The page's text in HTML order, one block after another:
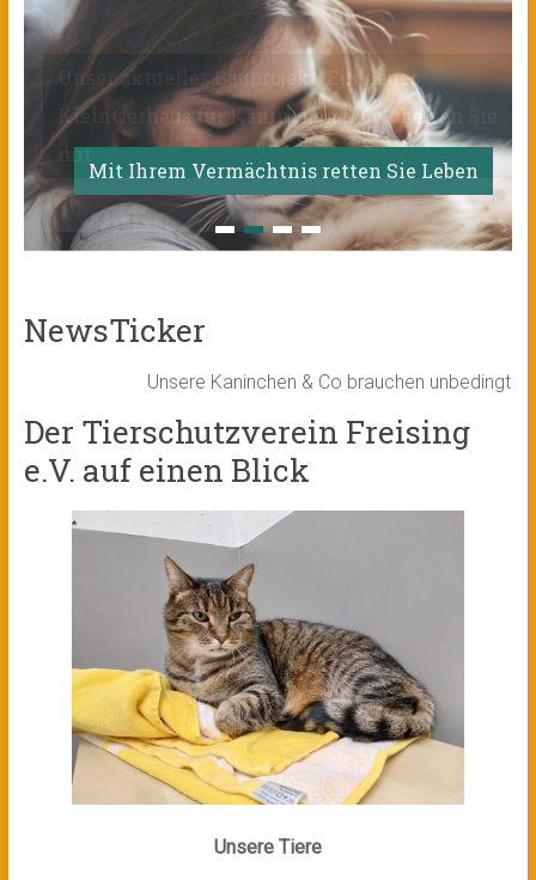
Mit Ihrem Vermächtnis retten Sie Leben
NewsTicker
Unsere Kaninchen & Co brauchen unbedingt
Der Tierschutzverein Freising
e.V. auf einen Blick
Unsere Tiere